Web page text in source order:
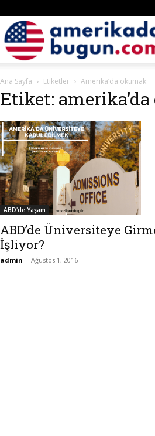
Ana Sayfa Etiketler Amerika’da okumak
Etiket:
ABD'de Yaşam
ABD’de Üniversiteye
İşliyor?
admin - Ağustos 1, 2016